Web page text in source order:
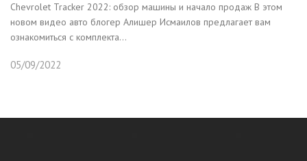
Chevrolet Tracker 2022: обзор машины и начало продаж В этом
новом видео авто блогер Алишер Исмаилов предлагает вам
ознакомиться с комплекта...
05/09/2022